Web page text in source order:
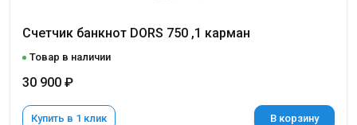
Счетчик банкнот DORS 750 ,1 карман
Товар в наличии
30 900 ₽
Купить в 1 клик В корзину